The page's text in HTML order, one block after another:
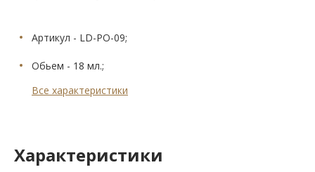
Артикул - LD-PO-09;
Обьем - 18 мл.;
Все характеристики
Характеристики